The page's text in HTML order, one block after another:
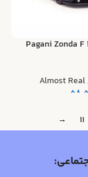
Pagani Zonda
Almost Real
11
→